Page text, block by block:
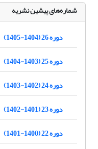
شماره‌های پیشین نشریه
دوره 26 (1404-1405)
دوره 25 (1403-1404)
دوره 24 (1402-1403)
دوره 23 (1401-1402)
دوره 22 (1400-1401)